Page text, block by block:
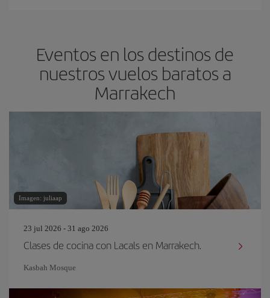
Eventos en los destinos de
nuestros vuelos baratos a
Marrakech
Imagen: juliaap
23 jul 2026 - 31 ago 2026
Clases de cocina con Lacals en Marrakech.
Kasbah Mosque